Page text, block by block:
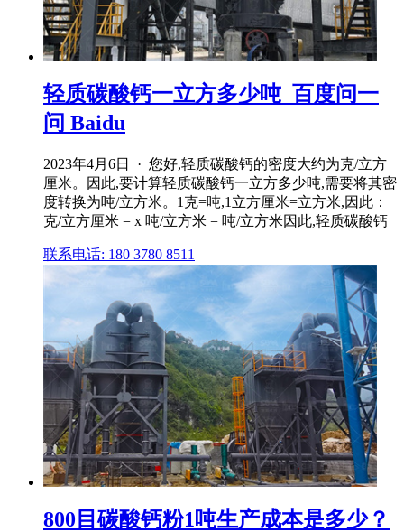
轻质碳酸钙一立方多少吨_百度问一
问 Baidu
2023年4月6日 · 您好,轻质碳酸钙的密度大约为克/立方
厘米。因此,要计算轻质碳酸钙一立方多少吨,需要将其密
度转换为吨/立方米。1克=吨,1立方厘米=立方米,因此：
克/立方厘米 = x 吨/立方米 = 吨/立方米因此,轻质碳酸钙
联系电话: 180 3780 8511
800目碳酸钙粉1吨生产成本是多少？